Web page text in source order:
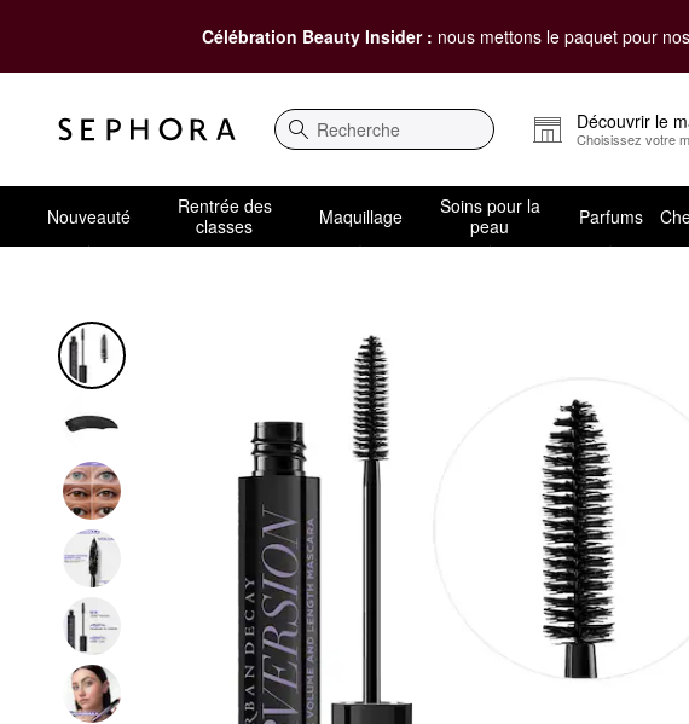
Célébration Beauty Insider : nous mettons le paquet pour
Recherche
Découvrir le
Choisissez votre
Nouveauté
Rentrée des
classes
Maquillage
Soins pour la
peau
Parfums